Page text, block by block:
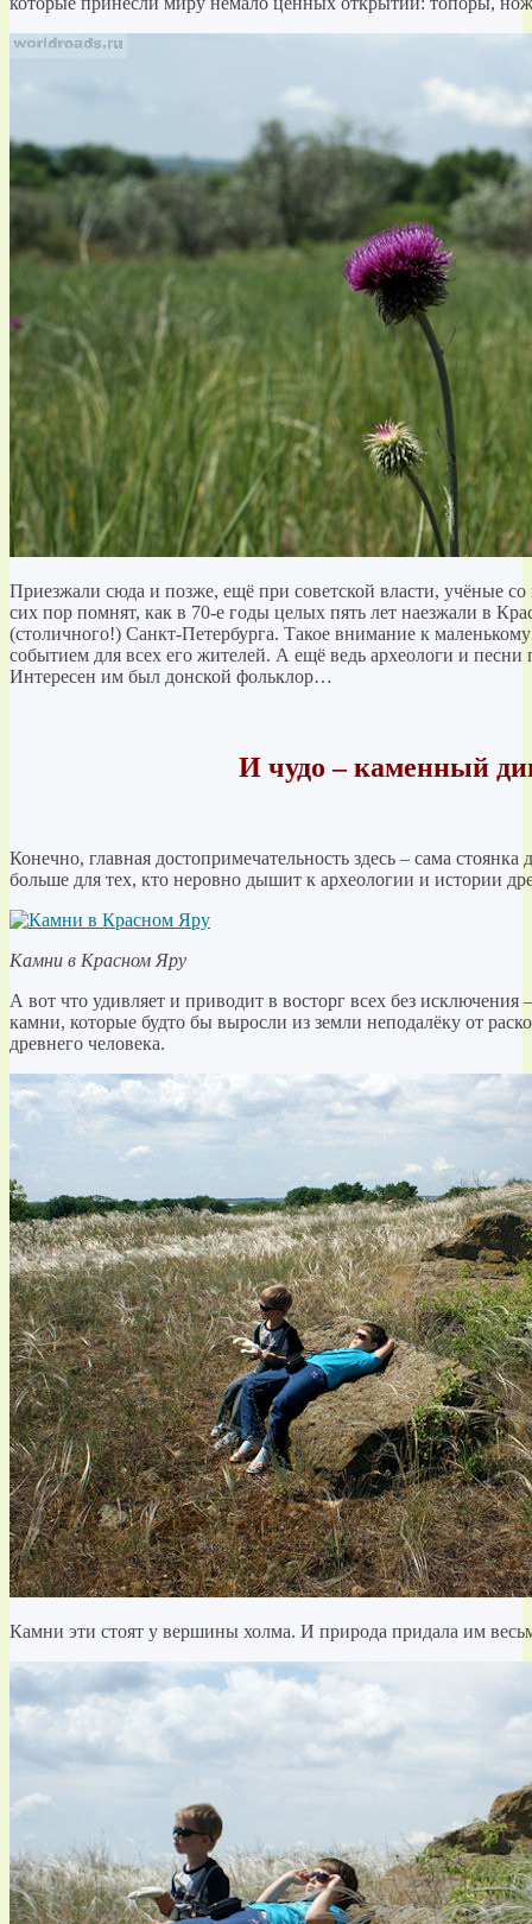
Приезжали сюда и позже, ещё при советской власти, учёные
сих пор помнят, как в 70-е годы целых пять лет наезжали в
(столичного!) Санкт-Петербурга. Такое внимание к
событием для всех его жителей. А ещё ведь археологи и
Интересен им был донской фольклор…
И чудо – каменный
Конечно, главная достопримечательность здесь – сама
больше для тех, кто неровно дышит к археологии и истории
Камни в Красном Яру
А вот что удивляет и приводит в восторг всех без
камни, которые будто бы выросли из земли неподалёку от
древнего человека.
Камни эти стоят у вершины холма. И природа придала им